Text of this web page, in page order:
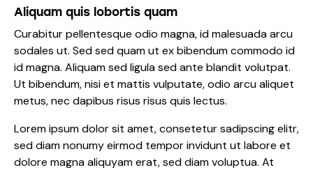
Aliquam quis lobortis quam
Curabitur pellentesque odio magna, id malesuada arcu
sodales ut. Sed sed quam ut ex bibendum commodo id
id magna. Aliquam sed ligula sed ante blandit volutpat.
Ut bibendum, nisi et mattis vulputate, odio arcu aliquet
metus, nec dapibus risus risus quis lectus.
Lorem ipsum dolor sit amet, consetetur sadipscing elitr,
sed diam nonumy eirmod tempor invidunt ut labore et
dolore magna aliquyam erat, sed diam voluptua. At